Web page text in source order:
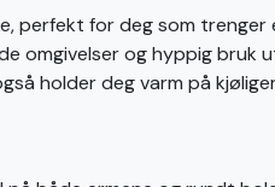
perfekt for deg som
og hyppig bruk
holder deg varm på